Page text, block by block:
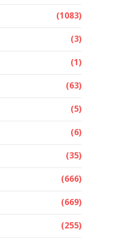
(1083)
(3)
(1)
(63)
(5)
(6)
(35)
(666)
(669)
(255)